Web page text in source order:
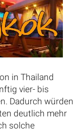
in Thailand
vier- bis
Dadurch würden
deutlich mehr
solche